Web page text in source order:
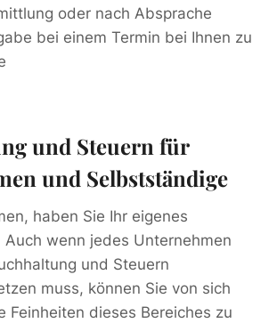
oder nach Absprache
bei einem Termin bei Ihnen zu
und Steuern für
und Selbstständige
haben Sie Ihr eigenes
Auch wenn jedes Unternehmen
und Steuern
muss, können Sie von sich
Feinheiten dieses Bereiches zu